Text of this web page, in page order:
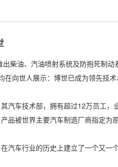
油、汽油喷射系统及防抱死制动
向世人展示：博世已成为领先技
车技术部，拥有超过12万员工，
品被世界主要汽车制造厂商指定为原
车行业的历史上建立了一个又一